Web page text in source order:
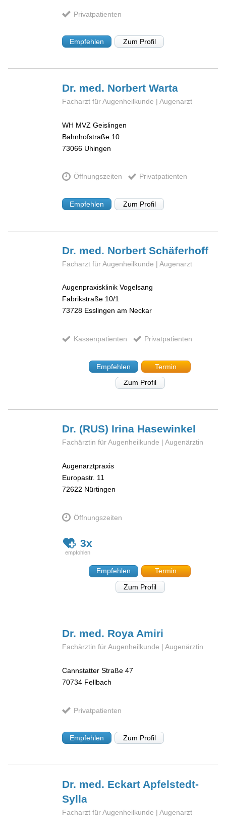
Privatpatienten
Empfehlen Zum Profil
Dr. med. NorbertWarta
Facharzt für Augenheilkunde | Augenarzt
WH MVZ Geislingen
Bahnhofstraße 10
73066 Uhingen
Öffnungszeiten Privatpatienten
Empfehlen Zum Profil
Dr. med. NorbertSchäferhoff
Facharzt für Augenheilkunde | Augenarzt
Augenpraxisklinik Vogelsang
Fabrikstraße 10/1
73728 Esslingen am Neckar
Kassenpatienten Privatpatienten
Empfehlen
Termin
Zum Profil
Dr. (RUS) Irina Hasewinkel
Fachärztin für Augenheilkunde | Augenärztin
Augenarztpraxis
Europastr. 11
72622 Nürtingen
Öffnungszeiten
3x
Empfehlen
Termin
Zum Profil
Dr. med. Roya Amiri
Fachärztin für Augenheilkunde | Augenärztin
Cannstatter Straße 47
70734 Fellbach
Privatpatienten
Empfehlen Zum Profil
Dr. med. Eckart Apfelstedt-
Sylla
Facharzt für Augenheilkunde | Augenarzt